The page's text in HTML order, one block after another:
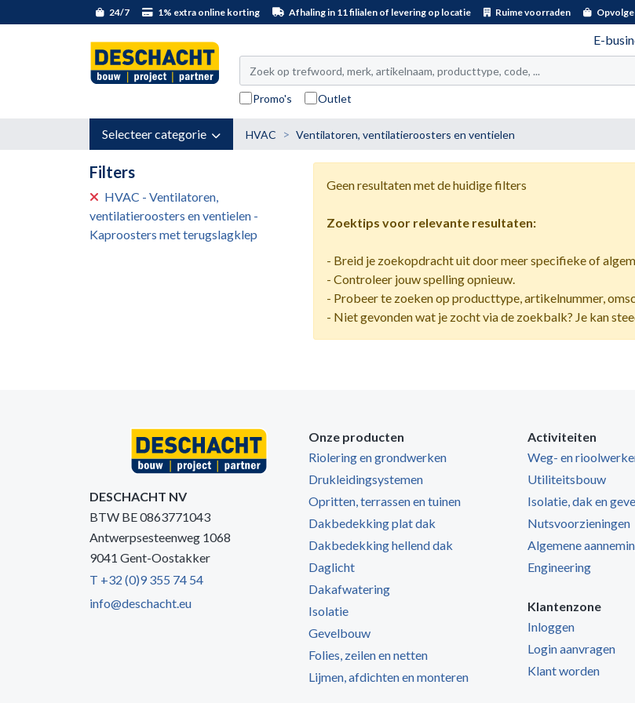
24/7 1% extra online korting Afhaling in 11 filialen of levering op locatie Ruime voorraden
E-
Promo's Outlet
Selecteer categorie HVAC Ventilatoren, ventilatieroosters en ventielen
Filters
HVAC - Ventilatoren,
ventilatieroosters en ventielen -
Kaproosters met terugslagklep
Geen resultaten met de huidige filters
Zoektips voor relevante resultaten:
- Breid je zoekopdracht uit door meer specifieke of
- Controleer jouw spelling opnieuw.
- Probeer te zoeken op producttype, artikelnummer,
- Niet gevonden wat je zocht via de zoekbalk? Je kan
DESCHACHT NV
BTW BE 0863771043
Antwerpsesteenweg 1068
9041 Gent-Oostakker
T +32 (0)9 355 74 54
info@deschacht.eu
Onze producten
Riolering en grondwerken
Drukleidingsystemen
Opritten, terrassen en tuinen
Dakbedekking plat dak
Dakbedekking hellend dak
Daglicht
Dakafwatering
Isolatie
Gevelbouw
Folies, zeilen en netten
Lijmen, afdichten en monteren
Activiteiten
Weg- en
Utiliteitsbouw
Isolatie, dak en
Nutsvoorzieningen
Algemene
Engineering
Klantenzone
Inloggen
Login aanvragen
Klant worden